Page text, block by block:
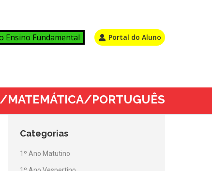
Ensino Fundamental Portal do Aluno
MATEMÁTICA/PORTUGUÊS
Categorias
1º Ano Matutino